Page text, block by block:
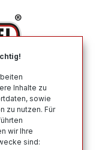
55 R18
Inhalte zu
sowie
zu nutzen. Für
wir Ihre
sind: